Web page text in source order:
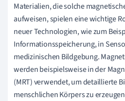
Materialien, die solche
aufweisen, spielen eine wichtige
neuer Technologien, wie zum
Informationsspeicherung, in
medizinischen Bildgebung.
werden beispielsweise in der
(MRT) verwendet, um detaillierte
menschlichen Körpers zu